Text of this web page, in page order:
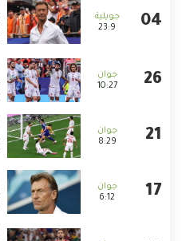
23:9
10:27
8:29
6:12